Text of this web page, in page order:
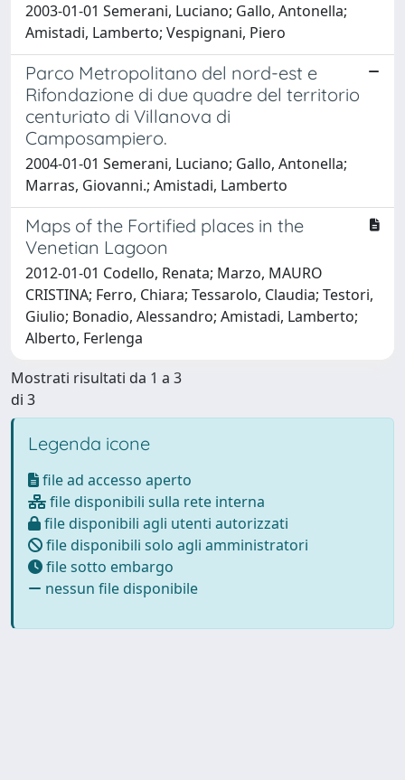
2003-01-01 Semerani, Luciano; Gallo, Antonella;
Amistadi, Lamberto; Vespignani, Piero
Parco Metropolitano del nord-est e
Rifondazione di due quadre del territorio
centuriato di Villanova di
Camposampiero.
2004-01-01 Semerani, Luciano; Gallo, Antonella;
Marras, Giovanni.; Amistadi, Lamberto
Maps of the Fortified places in the
Venetian Lagoon
2012-01-01 Codello, Renata; Marzo, MAURO
CRISTINA; Ferro, Chiara; Tessarolo, Claudia; Testori,
Giulio; Bonadio, Alessandro; Amistadi, Lamberto;
Alberto, Ferlenga
Mostrati risultati da 1 a 3
di 3
Legenda icone
file ad accesso aperto
file disponibili sulla rete interna
file disponibili agli utenti autorizzati
file disponibili solo agli amministratori
file sotto embargo
nessun file disponibile